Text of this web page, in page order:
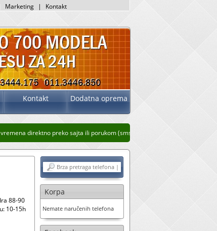
Marketing | Kontakt
Kontakt Dodatna oprema
direktno preko sajta ili porukom (sms, whatsup, viber)
88-90
10-15h
Korpa
Nemate naručenih telefona